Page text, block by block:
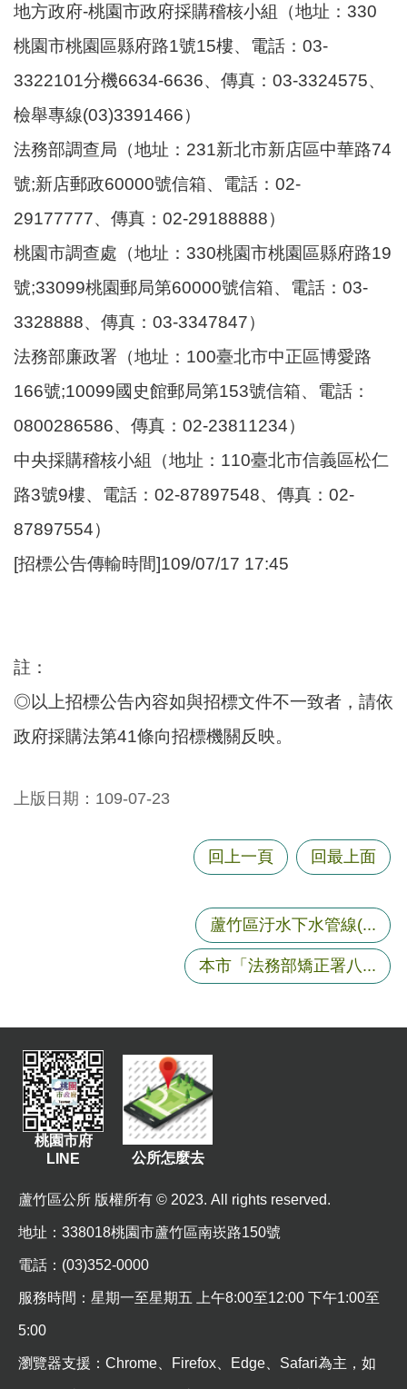
地方政府-桃園市政府採購稽核小組（地址：330
桃園市桃園區縣府路1號15樓、電話：03-
3322101分機6634-6636、傳真：03-3324575、
檢舉專線(03)3391466）
法務部調查局（地址：231新北市新店區中華路74
號;新店郵政60000號信箱、電話：02-
29177777、傳真：02-29188888）
桃園市調查處（地址：330桃園市桃園區縣府路19
號;33099桃園郵局第60000號信箱、電話：03-
3328888、傳真：03-3347847）
法務部廉政署（地址：100臺北市中正區博愛路
166號;10099國史館郵局第153號信箱、電話：
0800286586、傳真：02-23811234）
中央採購稽核小組（地址：110臺北市信義區松仁
路3號9樓、電話：02-87897548、傳真：02-
87897554）
[招標公告傳輸時間]109/07/17 17:45
註：
◎以上招標公告內容如與招標文件不一致者，請依
政府採購法第41條向招標機關反映。
上版日期：109-07-23
回上一頁 回最上面
蘆竹區汙水下水管線(...
本市「法務部矯正署八...
桃園市府
LINE
公所怎麼去
蘆竹區公所 版權所有 © 2023. All rights reserved.
地址 ：338018桃園市蘆竹區南崁路150號
電話：(03)352-0000
服務時間：星期一至星期五 上午8:00至12:00 下午1:00至
5:00
瀏覽器支援：Chrome、Firefox、Edge、Safari為主，如